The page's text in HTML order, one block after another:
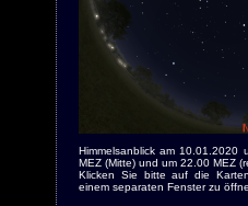
Himmelsanblick am 10.01.2020
MEZ (Mitte) und um 22.00 MEZ
Klicken Sie bitte auf die
einem separaten Fenster zu